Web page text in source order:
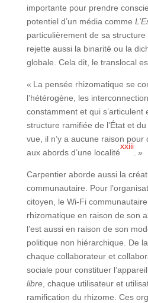
importante pour prendre
potentiel d’un média comme
particulièrement de sa
rejette aussi la binarité ou la
globale. Cela dit, le translocal
« La pensée rhizomatique se
l’hétérogène, les
constamment et qui s’articulent
structure ramifiée de l’État et
vue, il n’y a aucune raison pour
aux abords d’une localité
xxiii
. »
Carpentier aborde aussi la
communautaire. Pour
citoyen, le Wi-Fi
rhizomatique en raison de son
l’est aussi en raison de son
politique non hiérarchique. De
chaque collaborateur et
sociale pour constituer
libre, chaque utilisateur et
ramification du rhizome. Ces